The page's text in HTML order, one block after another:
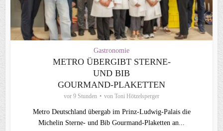
Gastronomie
METRO ÜBERGIBT STERNE-
UND BIB
GOURMAND‑PLAKETTEN
vor 9 Stunden von Toni Hötzelsperger
Metro Deutschland übergab im Prinz-Ludwig-Palais die
Michelin Sterne- und Bib Gourmand-Plaketten an...